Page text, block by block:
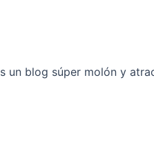
blog súper molón y